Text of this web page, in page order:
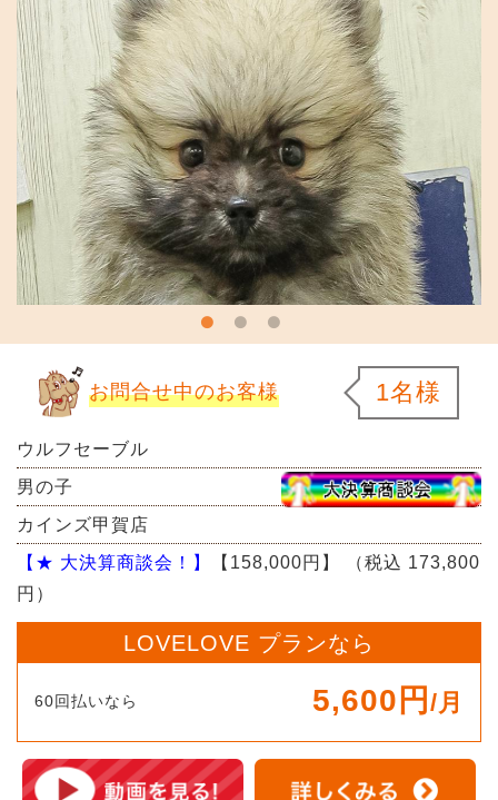
お問合せ中のお客様 1名様
ウルフセーブル
男の子
カインズ甲賀店
【★ 大決算商談会！】
【158,000円】
（税込 173,800
円）
LOVELOVE プランなら
60回払いなら 5,600円 /月